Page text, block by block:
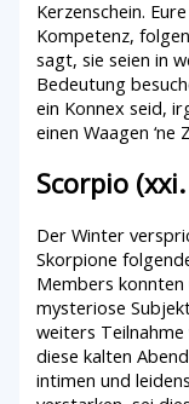
Kerzenschein.
Kompetenz,
sagt, sie seien in
Bedeutung
ein Konnex seid,
einen Waagen
Scorpio
Der Winter
Skorpione
Members
mysteriose
weiters
diese kalten
intimen und